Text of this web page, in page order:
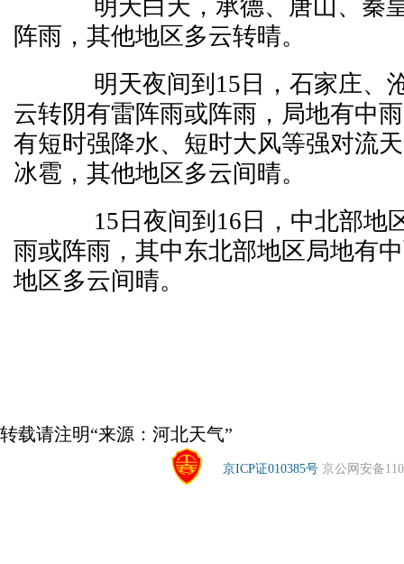
明天白天，承德、唐山、秦
阵雨，其他地区多云转晴。
明天夜间到15日，石家庄、
云转阴有雷阵雨或阵雨，局地有中
有短时强降水、短时大风等强对流
冰雹，其他地区多云间晴。
15日夜间到16日，中北部地
雨或阵雨，其中东北部地区局地有
地区多云间晴。
转载请注明“来源：河北天气”
京ICP证010385号 京公网安备